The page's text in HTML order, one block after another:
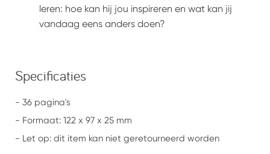
leren: hoe kan hij jou inspireren en wat kan jij
vandaag eens anders doen?
Specificaties
- 36 pagina's
- Formaat: 122 x 97 x 25 mm
- Let op: dit item kan niet geretourneerd worden